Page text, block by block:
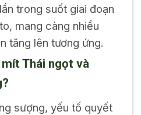
trong suốt giai đoạn
mang càng nhiều
tăng lên tương ứng.
Thái ngọt và
sượng, yếu tố quyết